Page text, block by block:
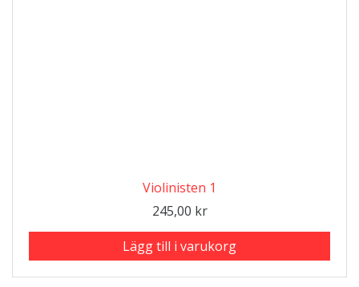
Violinisten 1
245,00 kr
Lägg till i varukorg